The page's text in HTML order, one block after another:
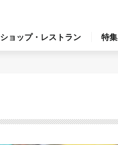
ショップ・レストラン 特集